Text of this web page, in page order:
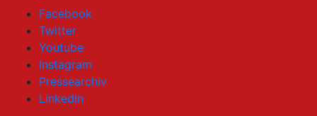
Facebook
Twitter
Youtube
Instagram
Pressearchiv
LinkedIn